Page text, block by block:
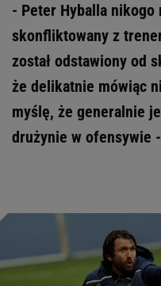
- Peter Hyballa nikogo
skonfliktowany z
został odstawiony od
że delikatnie mówiąc
myślę, że generalnie
drużynie w ofensywie